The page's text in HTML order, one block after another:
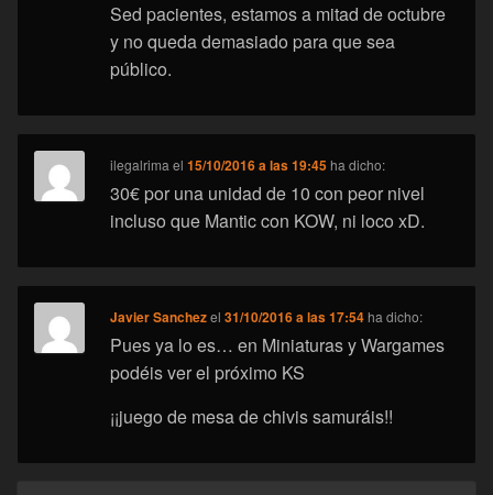
Sed pacientes, estamos a mitad de octubre
y no queda demasiado para que sea
público.
ilegalrima el15/10/2016 a las 19:45 ha dicho:
30€ por una unidad de 10 con peor nivel
incluso que Mantic con KOW, ni loco xD.
Javier Sanchezel31/10/2016 a las 17:54 ha dicho:
Pues ya lo es… en Miniaturas y Wargames
podéis ver el próximo KS
¡¡juego de mesa de chivis samuráis!!